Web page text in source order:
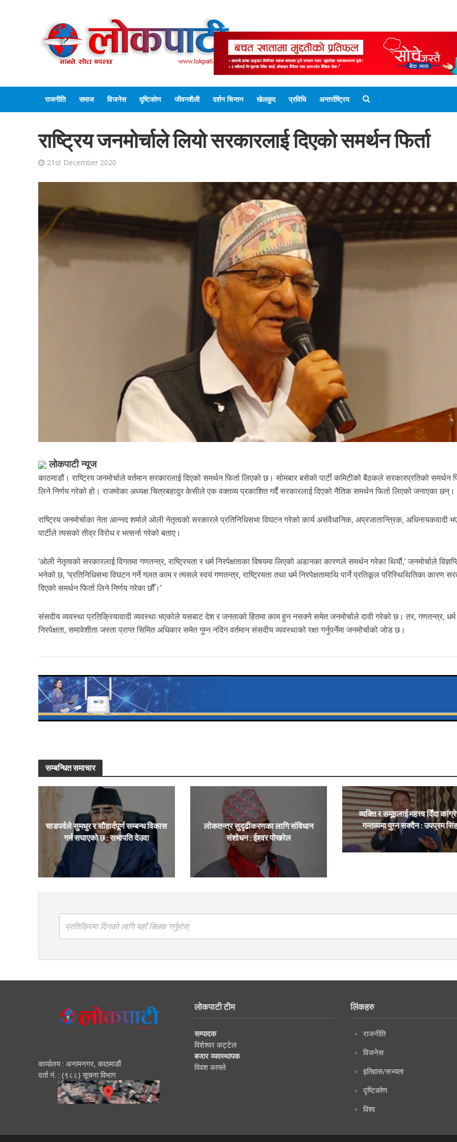
राजनीति समाज विजनेस दृष्टिकोण जीवनशैली दर्शन चिन्तन खेलकुद प्रविधि अन्तर्राष्ट्रिय
राष्ट्रिय जनमोर्चाले लियो सरकारलाई दिएको समर्थन फिर्ता
21st December 2020
लोकपाटी न्यूज
काठमाडौं। राष्ट्रिय जनमोर्चाले वर्तमान सरकारलाई दिएको समर्थन फिर्ता लिएको छ। सोमबार बसेको पार्टी कमिटीको बैठकले सरकारप्रतिको समर्थन
लिने निर्णय गरेको हो। राजमोका अध्यक्ष चित्रबहादुर केसीले एक वक्तव्य प्रकाशित गर्दै सरकारलाई दिएको नैतिक समर्थन फिर्ता लिएको जनाएका छन्।
राष्ट्रिय जनमोर्चाका नेता आन्नद शर्माले ओली नेतृत्वको सरकारले प्रतिनिधिसभा विघटन गरेको कार्य असंवैधानिक, अप्रजातान्त्रिक, अधिनायकवादी
पार्टीले त्यसको तीव्र विरोध र भत्सर्ना गरेको बताए।
‘ओली नेतृत्वको सरकारलाई विगतमा गणतन्त्र, राष्ट्रियता र धर्म निरपेक्षताका विषयमा लिएको अडानका कारणले समर्थन गरेका थियौं,’ जनमोर्चाले
भनेको छ, ‘प्रतिनिधिसभा विघटन गर्ने गलत काम र त्यसले स्वयं गणतन्त्र, राष्ट्रियता तथा धर्म निरपेक्षतामाथि पार्ने प्रतिकूल परिस्थिथितिका कारण
दिएको समर्थन फिर्ता लिने निर्णय गरेका छौँ।’
संसदीय व्यवस्था प्रतिक्रियावादी व्यवस्था भएकोले यसबाट देश र जनताको हितमा काम हुन नसक्ने समेत जनमोर्चाले दावी गरेको छ। तर, गणतन्त्र, धर्म
निरपेक्षता, समावेशीता जस्ता प्राप्त सिमित अधिकार समेत गुम्न नदिन वर्तमान संसदीय व्यवस्थाको रक्षा गर्नुपर्नेमा जनमोर्चाको जोड छ।
सम्बन्धित समाचार
चाडपर्वले सुमधुर र सौहार्दपूर्ण सम्बन्ध विकास
गर्न सघाएको छ : सभापति देउवा
लोकतन्त्र सुदृढीकरणका लागि संविधान
संशोधन : ईश्वर पोखरेल
व्यक्ति र समूहलाई महत्त्व दिँदा
गन्तव्यमा पुग्न सक्दैन : उपप्रम
प्रतिक्रिया दिनको लागि यहाँ क्लिक गर्नुहोस्
कार्यालय : अनामनगर, काठमाडाैं
दर्ता नं. : (९८८) सूचना विभाग
लोकपाटी टीम
सम्पादक
विशेश्वर कट्टेल
बजार व्यवस्थापक
विवश काफ्ले
लिंकहरु
राजनीति
विजनेस
इतिहास/सभ्यता
दृष्टिकोण
विश्व